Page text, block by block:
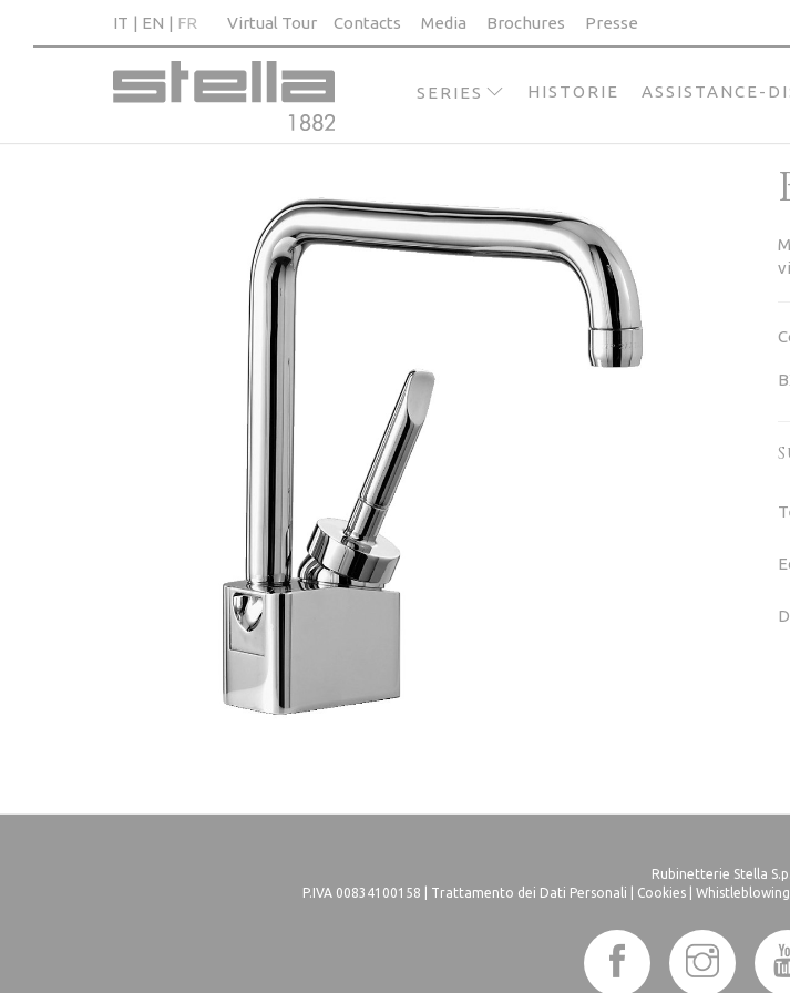
IT EN FR Virtual Tour Contacts Media Brochures Presse
SERIES HISTORIE ASSISTANCE-
Rubinetterie Stella
P.IVA 00834100158 |
Trattamento dei Dati Personali Cookies| Whistleblowing